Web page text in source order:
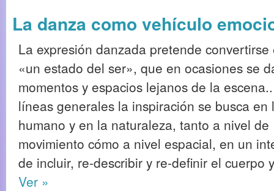
La danza como vehículo
La expresión danzada pretende convertirse
«un estado del ser», que en ocasiones se
momentos y espacios lejanos de la
líneas generales la inspiración se busca en
humano y en la naturaleza, tanto a nivel de
movimiento cómo a nivel espacial, en un
de incluir, re-describir y re-definir el cuerpo
Ver »